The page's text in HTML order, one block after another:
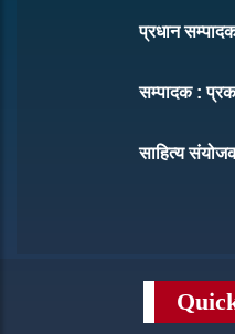
प्रधान
सम्पादक :
साहित्य